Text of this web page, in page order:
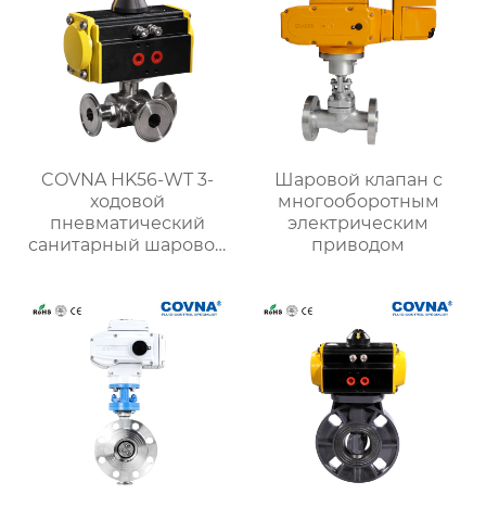
COVNA HK56-WT 3-
ходовой
пневматический
санитарный шаровой
Шаровой клапан с
многооборотным
электрическим
приводом